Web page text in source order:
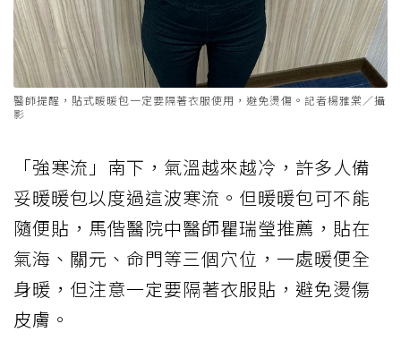
醫師提醒，貼式暖暖包一定要隔著衣服使用，避免燙傷。記者楊雅棠／攝
影
「強寒流」南下，氣溫越來越冷，許多人備
妥暖暖包以度過這波寒流。但暖暖包可不能
隨便貼，馬偕醫院中醫師瞿瑞瑩推薦，貼在
氣海、關元、命門等三個穴位，一處暖便全
身暖，但注意一定要隔著衣服貼，避免燙傷
皮膚。